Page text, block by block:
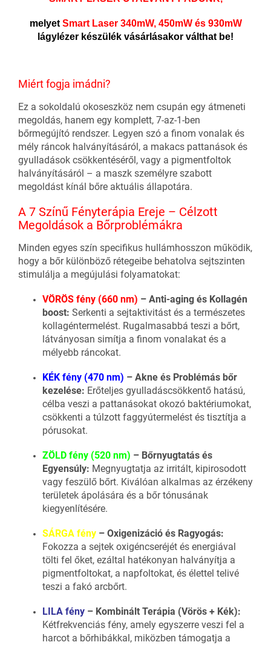
melyetSmart Laser 340mW, 450mW és 930mW
lágylézer készülék vásárlásakor válthat be!
Miért fogja imádni?
Ez a sokoldalú okoseszköz nem csupán egy átmeneti
megoldás, hanem egy komplett, 7-az-1-ben
bőrmegújító rendszer. Legyen szó a finom vonalak és
mély ráncok halványításáról, a makacs pattanások és
gyulladások csökkentéséről, vagy a pigmentfoltok
halványításáról – a maszk személyre szabott
megoldást kínál bőre aktuális állapotára.
A 7 Színű Fényterápia Ereje – Célzott
Megoldások a Bőrproblémákra
Minden egyes szín specifikus hullámhosszon működik,
hogy a bőr különböző rétegeibe behatolva sejtszinten
stimulálja a megújulási folyamatokat:
VÖRÖS fény (660 nm) – Anti-aging és Kollagén
boost: Serkenti a sejtaktivitást és a természetes
kollagéntermelést. Rugalmasabbá teszi a bőrt,
látványosan simítja a finom vonalakat és a
mélyebb ráncokat.
KÉK fény (470 nm) – Akne és Problémás bőr
kezelése: Erőteljes gyulladáscsökkentő hatású,
célba veszi a pattanásokat okozó baktériumokat,
csökkenti a túlzott faggyútermelést és tisztítja a
pórusokat.
ZÖLD fény (520 nm) – Bőrnyugtatás és
Egyensúly: Megnyugtatja az irritált, kipirosodott
vagy feszülő bőrt. Kiválóan alkalmas az érzékeny
területek ápolására és a bőr tónusának
kiegyenlítésére.
SÁRGA fény – Oxigenizáció és Ragyogás:
Fokozza a sejtek oxigéncseréjét és energiával
tölti fel őket, ezáltal hatékonyan halványítja a
pigmentfoltokat, a napfoltokat, és élettel telivé
teszi a fakó arcbőrt.
LILA fény – Kombinált Terápia (Vörös + Kék):
Kétfrekvenciás fény, amely egyszerre veszi fel a
harcot a bőrhibákkal, miközben támogatja a